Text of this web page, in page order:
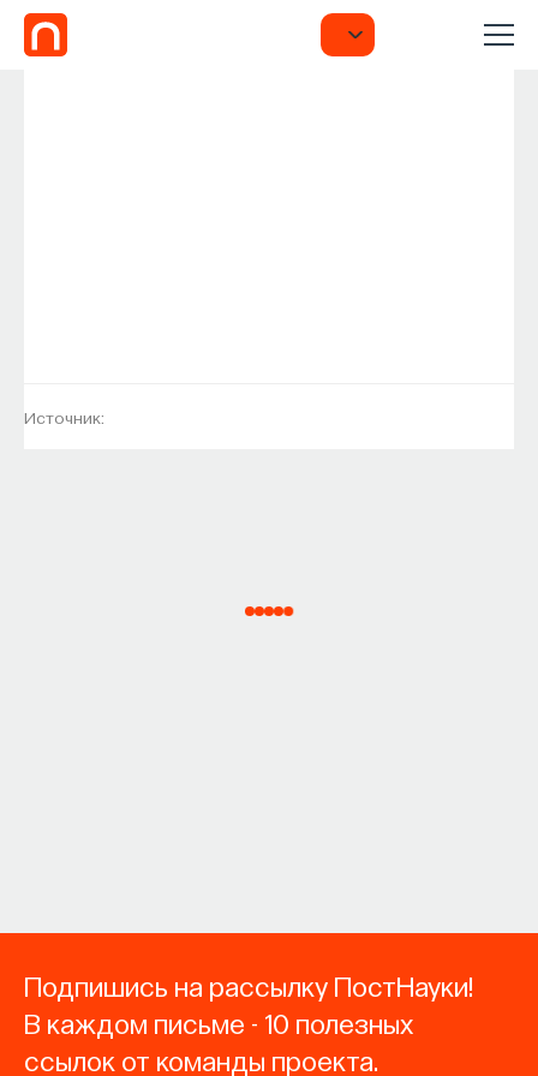
Источник:
Подпишись на рассылку ПостНауки!
В каждом письме - 10 полезных
ссылок от команды проекта.